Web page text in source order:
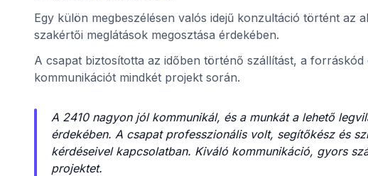
Egy külön megbeszélésen valós idejű konzultáció történt az
szakértői meglátások megosztása érdekében.
A csapat biztosította az időben történő szállítást, a
kommunikációt mindkét projekt során.
A 2410 nagyon jól kommunikál, és a munkát a lehető
érdekében. A csapat professzionális volt, segítőkész és
kérdéseivel kapcsolatban. Kiváló kommunikáció, gyors
projektet.